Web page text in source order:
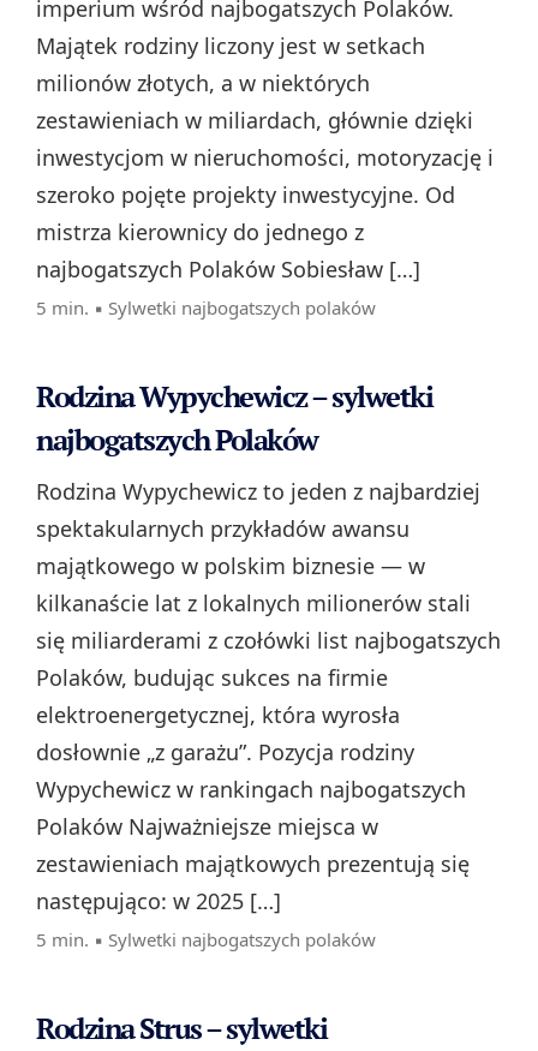
imperium wśród najbogatszych Polaków.
Majątek rodziny liczony jest w setkach
milionów złotych, a w niektórych
zestawieniach w miliardach, głównie dzięki
inwestycjom w nieruchomości, motoryzację i
szeroko pojęte projekty inwestycyjne. Od
mistrza kierownicy do jednego z
najbogatszych Polaków Sobiesław […]
5 min. ▪ Sylwetki najbogatszych polaków
Rodzina Wypychewicz – sylwetki
najbogatszych Polaków
Rodzina Wypychewicz to jeden z najbardziej
spektakularnych przykładów awansu
majątkowego w polskim biznesie — w
kilkanaście lat z lokalnych milionerów stali
się miliarderami z czołówki list najbogatszych
Polaków, budując sukces na firmie
elektroenergetycznej, która wyrosła
dosłownie „z garażu”. Pozycja rodziny
Wypychewicz w rankingach najbogatszych
Polaków Najważniejsze miejsca w
zestawieniach majątkowych prezentują się
następująco: w 2025 […]
5 min. ▪ Sylwetki najbogatszych polaków
Rodzina Strus – sylwetki